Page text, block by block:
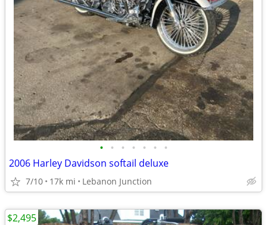
• • • • • • •
2006 Harley Davidson softail deluxe
7/10 17k mi Lebanon Junction
$2,495